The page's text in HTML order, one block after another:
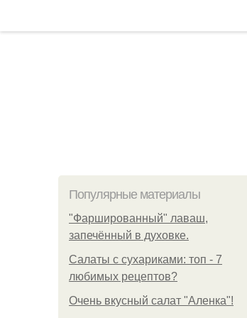
Популярные материалы
"Фаршированный" лаваш,
запечённый в духовке.
Салаты с сухариками: топ - 7
любимых рецептов?
Очень вкусный салат "Аленка"!